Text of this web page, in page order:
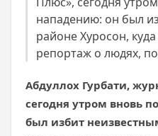
нападению: он был
районе Хуросон,
репортаж о людях,
Абдуллох Гурбати,
сегодня утром вновь
был избит